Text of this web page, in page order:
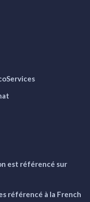
est référencé sur
référencé à la French